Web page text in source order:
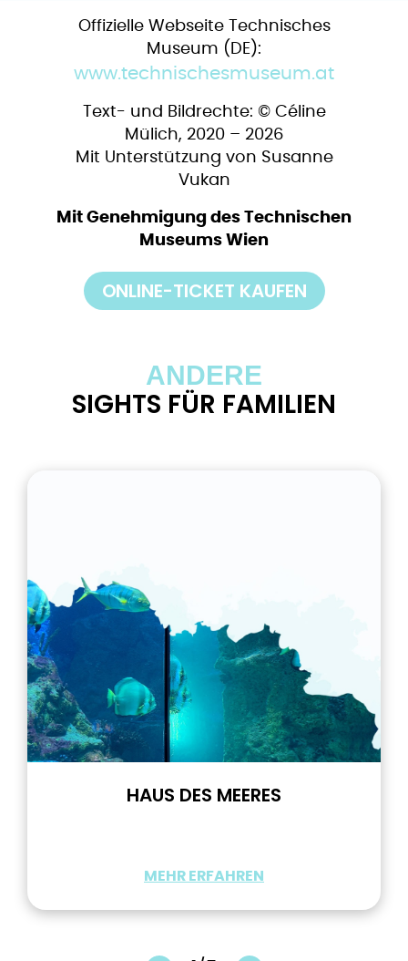
Offizielle Webseite Technisches
Museum (DE):
www.technischesmuseum.at
Text- und Bildrechte: © ​Céline
Mülich, 2020 – 2026
Mit Unterstützung von Susanne
Vukan
Mit Genehmigung des Technischen
Museums Wien
ONLINE-TICKET KAUFEN
ANDERE
SIGHTS FÜR FAMILIEN
HAUS DES MEERES
MEHR ERFAHREN